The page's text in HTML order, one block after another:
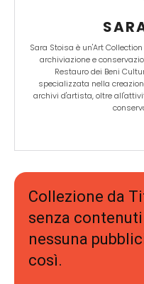
Sara Stoisa è un'Art
archiviazione e
Restauro dei Beni
specializzata nella
archivi d'artista, oltre
Collezione da
senza
nessuna
così.